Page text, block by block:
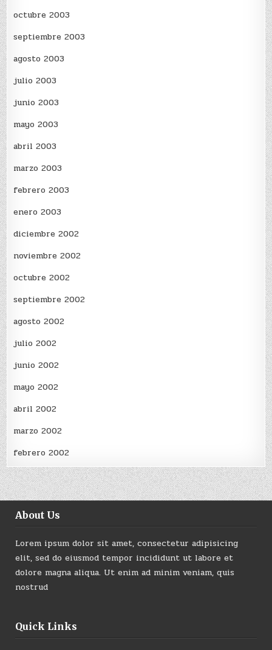
octubre 2003
septiembre 2003
agosto 2003
julio 2003
junio 2003
mayo 2003
abril 2003
marzo 2003
febrero 2003
enero 2003
diciembre 2002
noviembre 2002
octubre 2002
septiembre 2002
agosto 2002
julio 2002
junio 2002
mayo 2002
abril 2002
marzo 2002
febrero 2002
About Us
Lorem ipsum dolor sit amet, consectetur adipisicing
elit, sed do eiusmod tempor incididunt ut labore et
dolore magna aliqua. Ut enim ad minim veniam, quis
nostrud
Quick Links